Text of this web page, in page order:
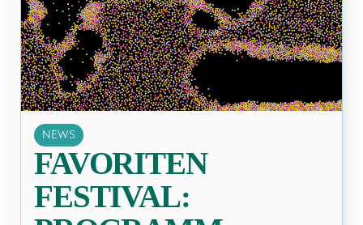
NEWS
FAVORITEN
FESTIVAL: